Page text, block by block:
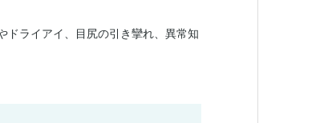
ドライアイ、目尻の引き攣れ、異常知